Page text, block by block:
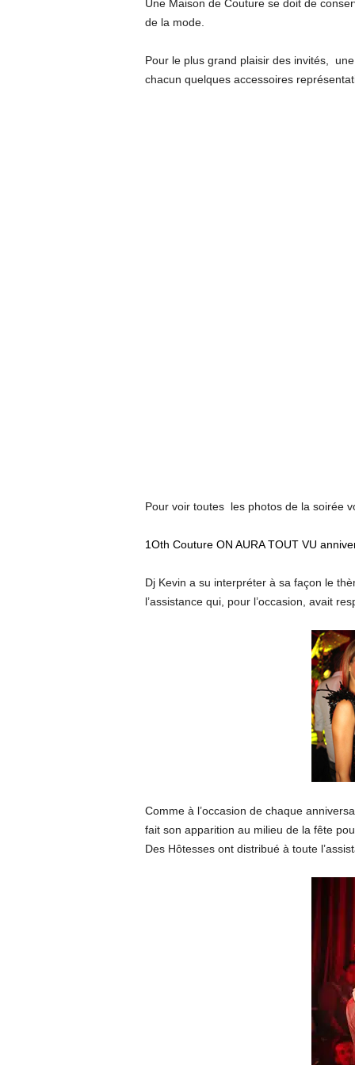
Une Maison de Couture se doit de
de la mode.
Pour le plus grand plaisir des invités,
chacun quelques accessoires
Pour voir toutes les photos de la soirée
1Oth Couture ON AURA TOUT VU
Dj Kevin a su interpréter à sa façon le
l’assistance qui, pour l’occasion, avait
Comme à l’occasion de chaque
fait son apparition au milieu de la fête
Des Hôtesses ont distribué à toute